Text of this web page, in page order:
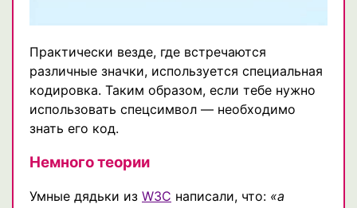
Практически везде, где встречаются
различные значки, используется специальная
кодировка. Таким образом, если тебе нужно
использовать спецсимвол — необходимо
знать его код.
Немного теории
Умные дядьки из W3C написали, что: «a